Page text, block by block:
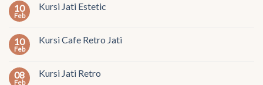
10
Feb
Kursi Jati Estetic
10
Feb
Kursi Cafe Retro Jati
08
Feb
Kursi Jati Retro